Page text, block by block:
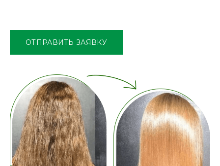
поле
пустым.
ОТПРАВИТЬ ЗАЯВКУ